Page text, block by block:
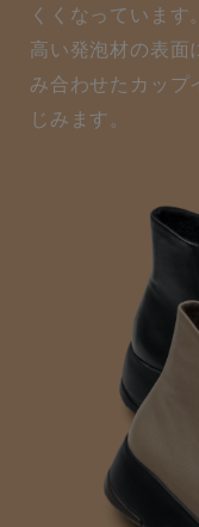
くくなっていま
高い発泡材の表面
み合わせたカップ
じみます。